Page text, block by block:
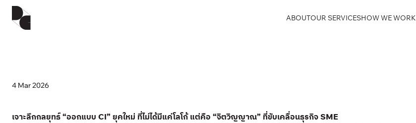
ABOUTOUR SERVICESHOW WE WORK
4 Mar 2026
เจาะลึกกลยุทธ์ “ออกแบบ CI” ยุคใหม่ ที่ไม่ได้มีแค่โลโก้ แต่คือ “จิตวิญญาณ” ที่ขับเคลื่อนธุรกิจ SME